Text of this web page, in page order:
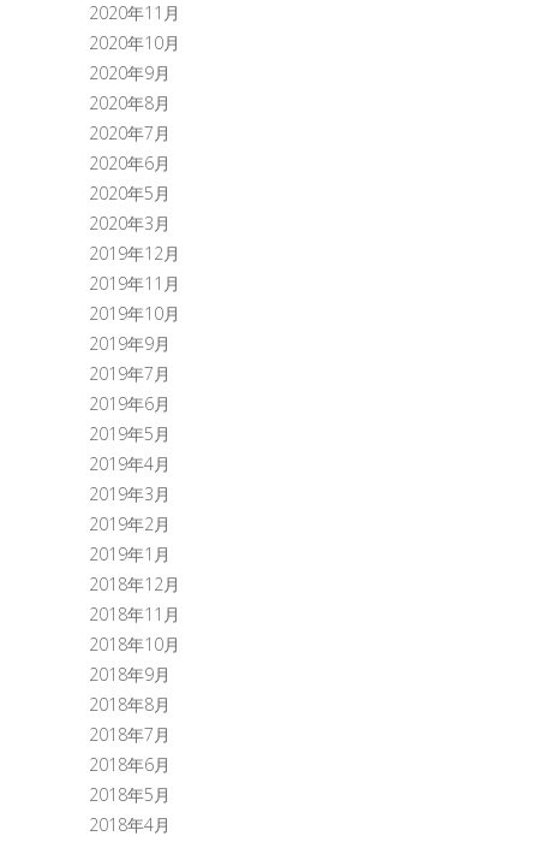
2020年11月
2020年10月
2020年9月
2020年8月
2020年7月
2020年6月
2020年5月
2020年3月
2019年12月
2019年11月
2019年10月
2019年9月
2019年7月
2019年6月
2019年5月
2019年4月
2019年3月
2019年2月
2019年1月
2018年12月
2018年11月
2018年10月
2018年9月
2018年8月
2018年7月
2018年6月
2018年5月
2018年4月